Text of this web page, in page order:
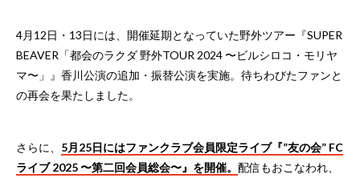
4月12日・13日には、開催延期となっていた野外ツアー『SUPER
BEAVER「都会のラクダ 野外TOUR 2024 〜ビルシロコ・モリヤ
マ〜」』香川公演の追加・振替公演を実施。待ちわびたファンと
の再会を果たしました。
さらに、 5月25日にはファンクラブ会員限定ライブ『”友の会” FC
ライブ 2025 〜第二回会員総会〜』を開催。 配信もおこなわれ、